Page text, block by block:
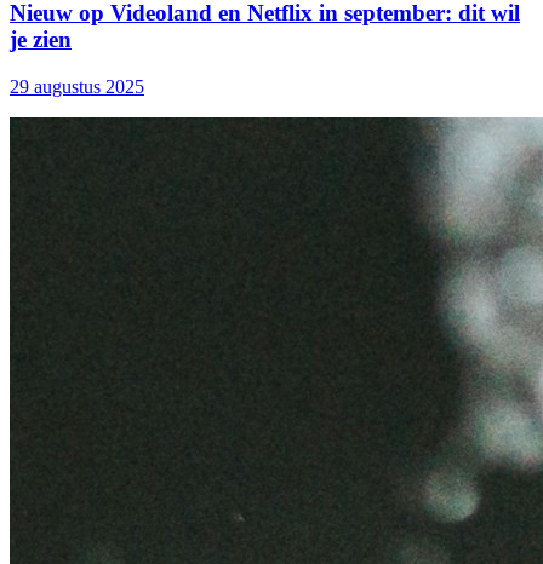
Nieuw op Videoland en Netflix in september: dit wil
je zien
29 augustus 2025